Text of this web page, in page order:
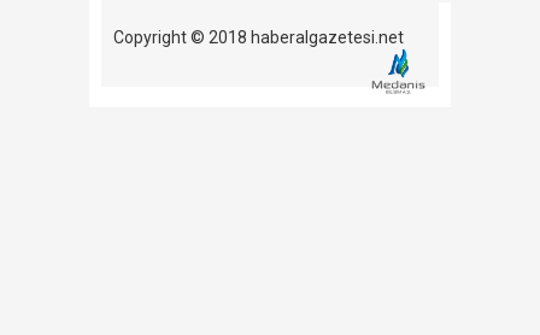
Copyright © 2018 haberalgazetesi.net